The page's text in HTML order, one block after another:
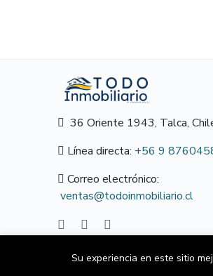
36 Oriente 1943, Talca,
Línea directa: +56 9
Correo electrónico:
ventas@todoinmobiliario.cl
Su experiencia en este sitio